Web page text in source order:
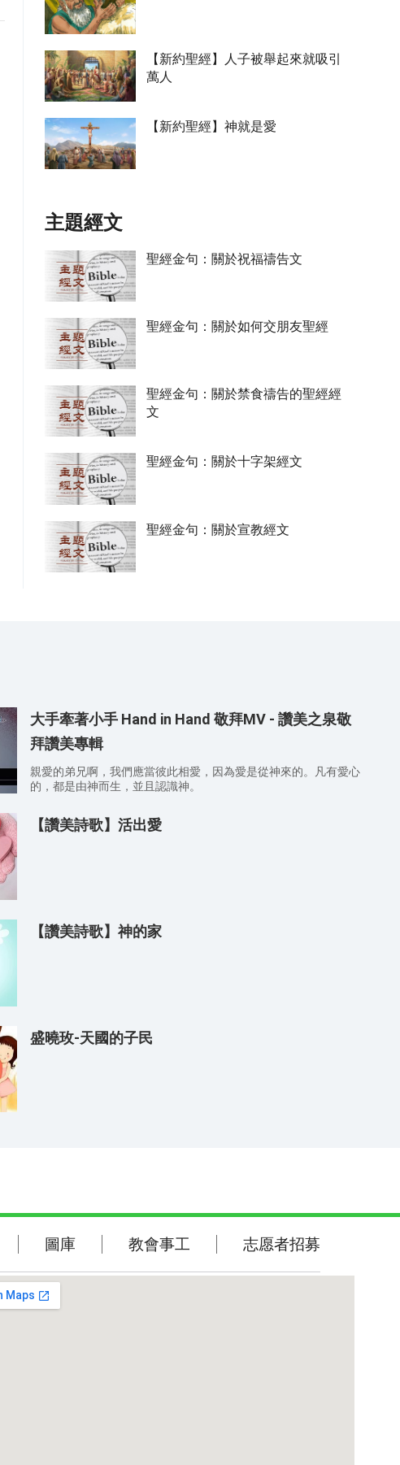
【新約聖經】人子被舉起來就吸引
萬人
【新約聖經】神就是愛
主題經文
聖經金句：關於祝福禱告文
聖經金句：關於如何交朋友聖經
聖經金句：關於禁食禱告的聖經經
文
聖經金句：關於十字架經文
聖經金句：關於宣教經文
大手牽著小手 Hand in Hand 敬拜MV - 讚美之泉敬
拜讚美專輯
親愛的弟兄啊，我們應當彼此相愛，因為愛是從神來的。凡有愛心
的，都是由神而生，並且認識神。
【讚美詩歌】活出愛
【讚美詩歌】神的家
盛曉玫-天國的子民
敬拜詩歌
聖經金句
圖庫 教會事工 志愿者招募